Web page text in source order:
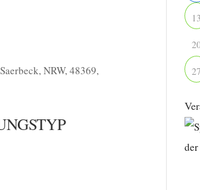
iCalendar Office
NRW, 48369,
13
27